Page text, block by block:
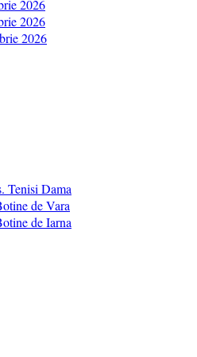
2026
2026
2026
Tenisi Dama
de Vara
de Iarna